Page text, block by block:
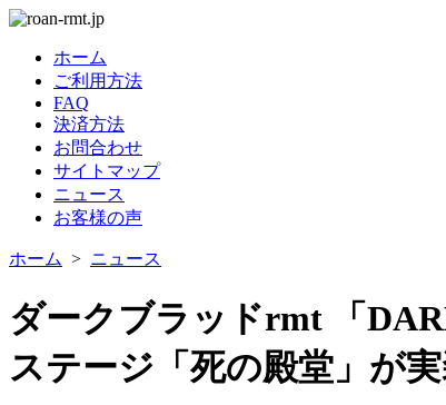
ホーム
ご利用方法
FAQ
決済方法
お問合わせ
サイトマップ
ニュース
お客様の声
ホーム > ニュース
ダークブラッドrmt 「
ステージ「死の殿堂」が